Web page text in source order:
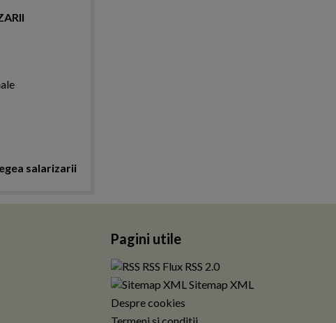
salarizarii
Pagini utile
RSS Flux RSS 2.0
Sitemap XML
Despre cookies